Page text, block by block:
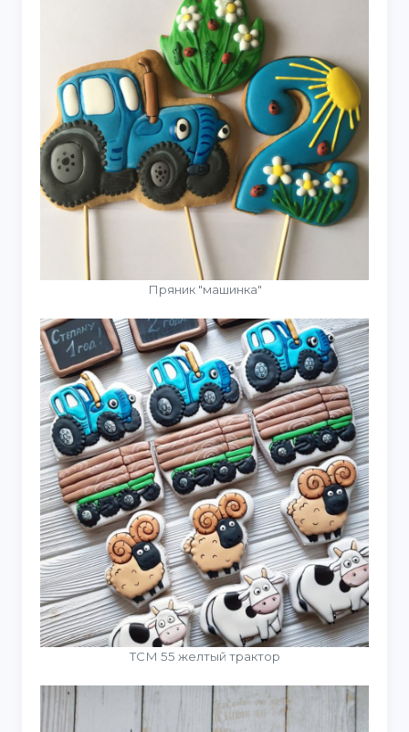
Пряник "машинка"
ТСМ 55 желтый трактор